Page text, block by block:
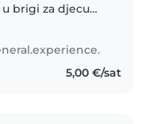
brigi za djecu
III. gimnaziji u
5,00 €/sat